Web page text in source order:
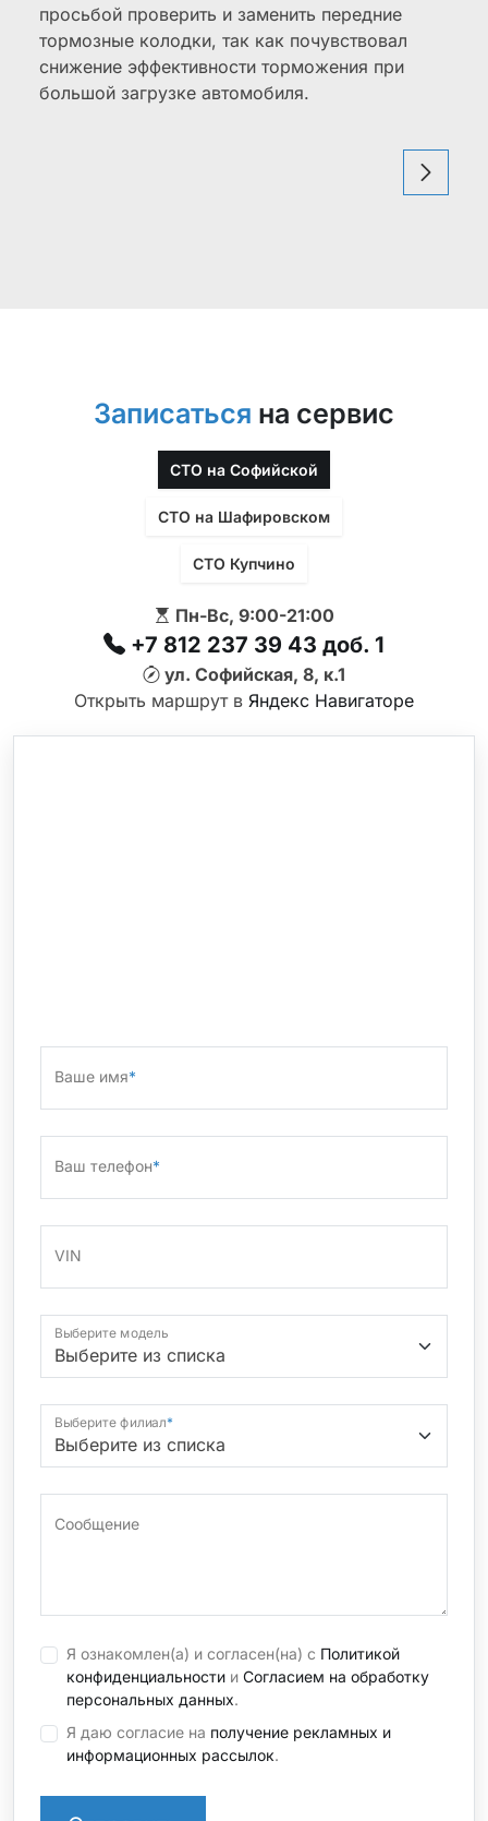
просьбой проверить и заменить передние
тормозные колодки, так как почувствовал
снижение эффективности торможения при
большой загрузке автомобиля.
Записаться на сервис
СТО на Софийской
СТО на Шафировском
СТО Купчино
Пн-Вс, 9:00-21:00
+7 812 237 39 43 доб. 1
ул. Софийская, 8, к.1
Открыть маршрут в Яндекс Навигаторе
Ваше имя*
Ваш телефон*
VIN
Выберите модель
Выберите филиал*
Сообщение
Я ознакомлен(а) и согласен(на) с Политикой
конфиденциальности и Согласием на обработку
персональных данных.
Я даю согласие на получение рекламных и
информационных рассылок.